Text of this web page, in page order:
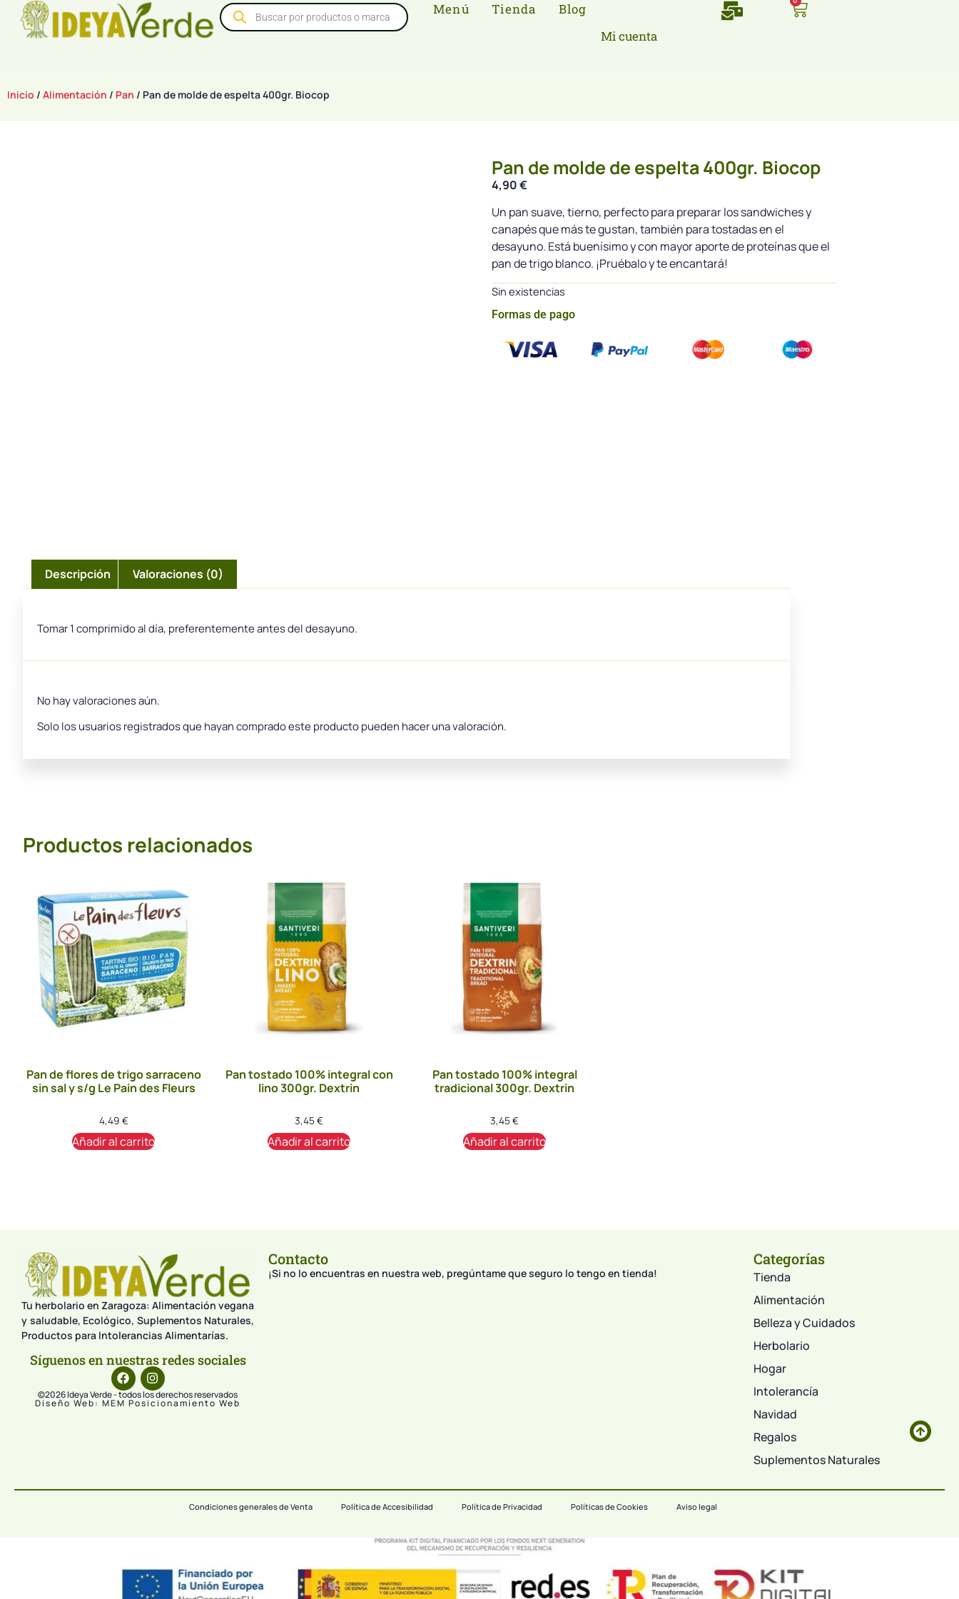
Menú Tienda
Blog
Mi cuenta
Inicio / Alimentación / Pan / Pan de molde de espelta 400gr. Biocop
Pan de molde de espelta 400gr. Biocop
4,90€
Un pan suave, tierno, perfecto para preparar los sandwiches y
canapés que más te gustan, también para tostadas en el
desayuno. Está buenísimo y con mayor aporte de proteínas que el
pan de trigo blanco. ¡Pruébalo y te encantará!
Sin existencias
Formas de pago
Descripción Valoraciones (0)
Tomar 1 comprimido al día, preferentemente antes del desayuno.
No hay valoraciones aún.
Solo los usuarios registrados que hayan comprado este producto pueden hacer una valoración.
Productos relacionados
Pan de flores de trigo sarraceno
sin sal y s/g Le Pain des Fleurs
4,49 €
Añadir al carrito
Pan tostado 100% integral con
lino 300gr. Dextrin
3,45€
Añadir al carrito
Pan tostado 100% integral
tradicional 300gr. Dextrin
3,45€
Añadir al carrito
Tu herbolario en Zaragoza: Alimentación vegana
y saludable, Ecológico, Suplementos Naturales,
Productos para Intolerancias Alimentarías.
Síguenos en nuestras redes sociales
©2026 Ideya Verde - todos los derechos reservados
Diseño Web: MEM Posicionamiento Web
Contacto
¡Si no lo encuentras en nuestra web, pregúntame que seguro lo tengo en tienda!
Categorías
Tienda
Alimentación
Belleza y Cuidados
Herbolario
Hogar
Intolerancía
Navidad
Regalos
Suplementos Naturales
Condiciones generales de Venta Política de Accesibilidad Política de Privacidad Políticas de Cookies Aviso legal